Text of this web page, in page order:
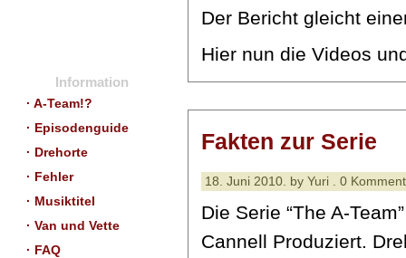
Information
· A-Team!?
· Episodenguide
· Drehorte
· Fehler
· Musiktitel
· Van und Vette
· FAQ
Der Bericht gleicht
Hier nun die Videos
Fakten zur Serie
18. Juni 2010. by Yuri . 0
Die Serie “The A-
Cannell Produziert.